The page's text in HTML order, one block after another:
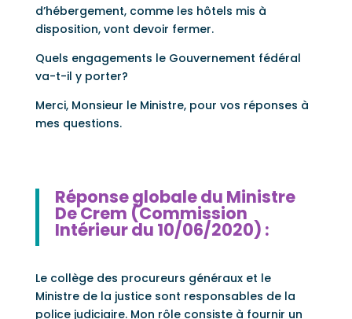
d’hébergement, comme les hôtels mis à
disposition, vont devoir fermer.
Quels engagements le Gouvernement fédéral
va-t-il y porter?
Merci, Monsieur le Ministre, pour vos réponses à
mes questions.
Réponse globale du Ministre
De Crem (Commission
Intérieur du 10/06/2020) :
Le collège des procureurs généraux et le
Ministre de la justice sont responsables de la
police judiciaire. Mon rôle consiste à fournir un